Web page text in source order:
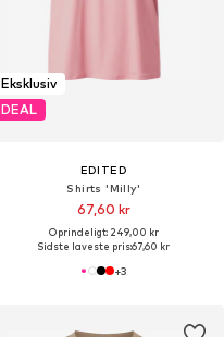
Eksklusiv
DEAL
EDITED
Shirts 'Milly'
67,60 kr
Oprindeligt: 249,00 kr
Sidste laveste pris:67,60 kr
+3